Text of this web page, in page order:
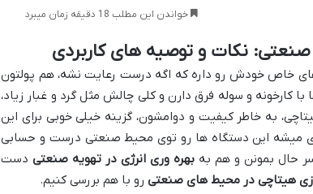
خواندن این مطلب 18 دقیقه زمان میبرد
نکات و توصیه های کاربردی
خاص خودش رو داره که اگه درست رعایت نشه، هم پولتون
و سوله فرق دارن و کلی چالش مثل گرد و غبار زیاد،
به خاطر کیفیت و دوامشون، گزینه خیلی خوبی برای این
میشه این دستگاه ها رو توی محیط صنعتی درست و حسابی
حال بمونن و هم به بهره وری انرژی در تهویه صنعتیدست
هیتاچی در محیط های صنعتی رو با هم بررسی کنیم.